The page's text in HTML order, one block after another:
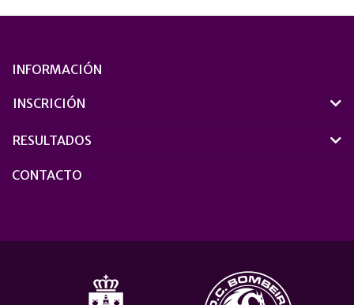
INFORMACIÓN
INSCRICIÓN
RESULTADOS
CONTACTO